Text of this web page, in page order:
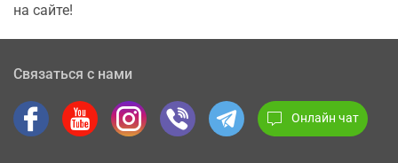
на сайте!
Связаться с нами
Онлайн чат